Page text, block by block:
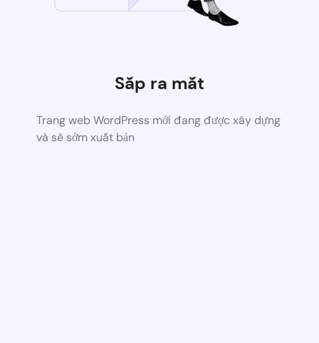
Sắp ra mắt
Trang web WordPress mới đang được xây dựng
và sẽ sớm xuất bản